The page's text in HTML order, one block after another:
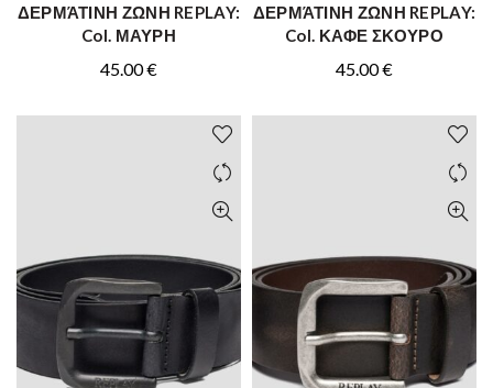
ΑΓΟΡΑ
ΔΕΡΜΆΤΙΝΗ ΖΩΝΗ REPLAY:
Col. ΜΑΥΡΗ
45.00€
ΑΓΟΡΑ
ΔΕΡΜΆΤΙΝΗ ΖΩΝΗ REPLAY:
Col. ΚΑΦΕ ΣΚΟΥΡΟ
45.00€